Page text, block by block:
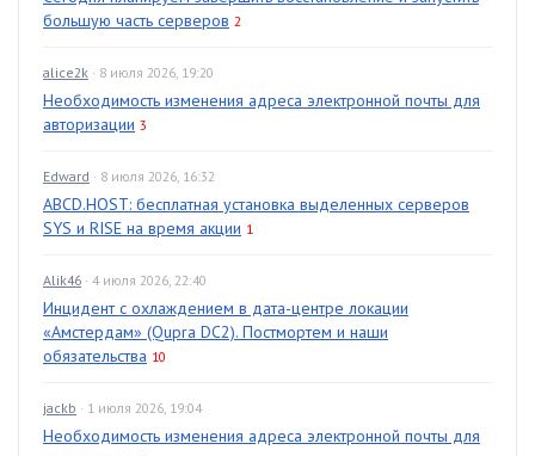
большую часть серверов 2
alice2k · 8 июля 2026, 19:20
Необходимость изменения адреса электронной почты для
авторизации 3
Edward · 8 июля 2026, 16:32
ABCD.HOST: бесплатная установка выделенных серверов
SYS и RISE на время акции 1
Alik46 · 4 июля 2026, 22:40
Инцидент с охлаждением в дата-центре локации
«Амстердам» (Qupra DC2). Постмортем и наши
обязательства 10
jackb · 1 июля 2026, 19:04
Необходимость изменения адреса электронной почты для